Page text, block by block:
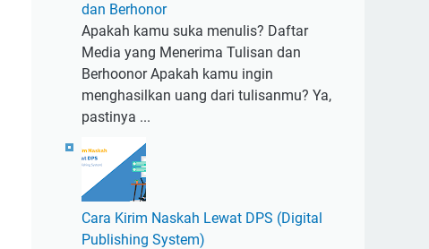
dan Berhonor
Apakah kamu suka menulis? Daftar
Media yang Menerima Tulisan dan
Berhoonor Apakah kamu ingin
menghasilkan uang dari tulisanmu? Ya,
pastinya ...
Cara Kirim Naskah Lewat DPS (Digital
Publishing System)